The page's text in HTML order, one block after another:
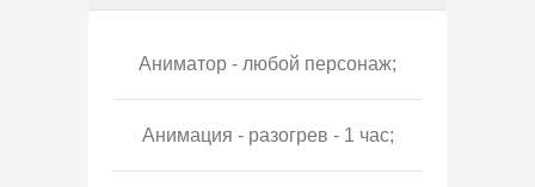
Аниматор - любой персонаж;
Анимация - разогрев - 1 час;